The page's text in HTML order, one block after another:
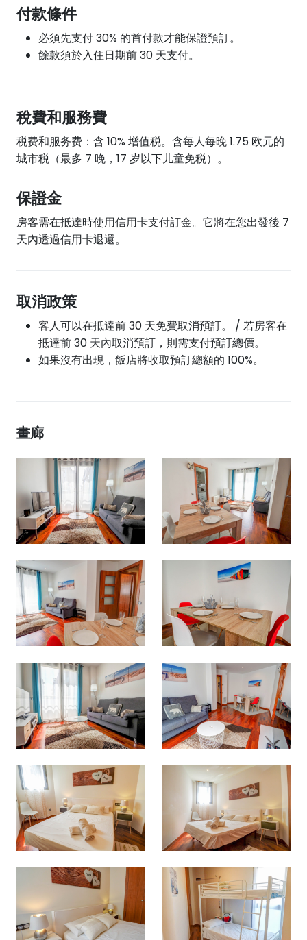
付款條件
必須先支付 30% 的首付款才能保證預訂。
餘款須於入住日期前 30 天支付。
稅費和服務費
税费和服务费：含 10% 增值税。含每人每晚 1.75 欧元的
城市税（最多 7 晚，17 岁以下儿童免税）。
保證金
房客需在抵達時使用信用卡支付訂金。它將在您出發後 7
天內透過信用卡退還。
取消政策
客人可以在抵達前 30 天免費取消預訂。 / 若房客在
抵達前 30 天內取消預訂，則需支付預訂總價。
如果沒有出現，飯店將收取預訂總額的 100%。
畫廊